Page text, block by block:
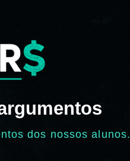
dos nossos alunos.